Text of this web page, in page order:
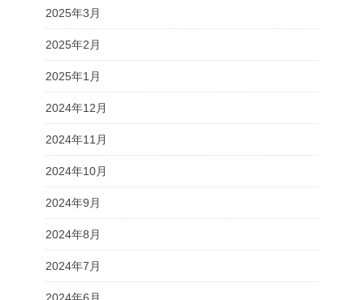
2025年3月
2025年2月
2025年1月
2024年12月
2024年11月
2024年10月
2024年9月
2024年8月
2024年7月